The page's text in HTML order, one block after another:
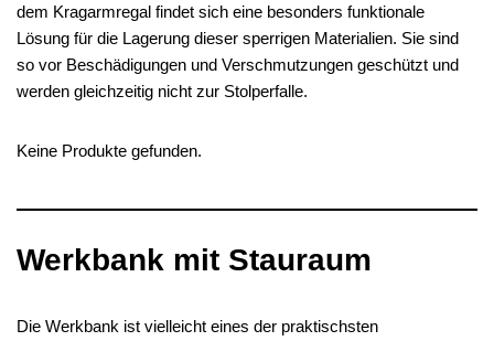
dem Kragarmregal findet sich eine besonders funktionale
Lösung für die Lagerung dieser sperrigen Materialien. Sie sind
so vor Beschädigungen und Verschmutzungen geschützt und
werden gleichzeitig nicht zur Stolperfalle.
Keine Produkte gefunden.
Werkbank mit Stauraum
Die Werkbank ist vielleicht eines der praktischsten